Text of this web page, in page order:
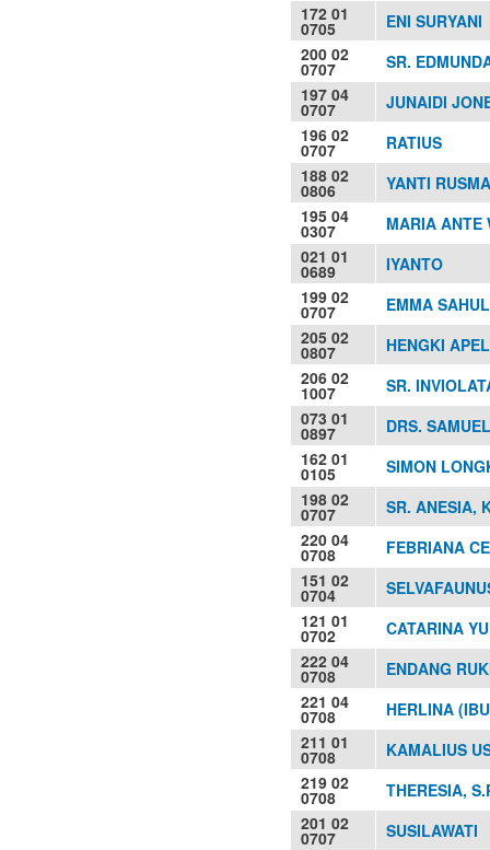
172 01
0705
ENI SURYANI
200 02
0707
SR.
197 04
0707
JUNAIDI
196 02
0707
RATIUS
188 02
0806
YANTI
195 04
0307
MARIA ANTE
021 01
0689
IYANTO
199 02
0707
EMMA
205 02
0807
HENGKI
206 02
1007
SR.
073 01
0897
DRS. SAMUEL
162 01
0105
SIMON
198 02
0707
SR. ANESIA,
220 04
0708
FEBRIANA
151 02
0704
121 01
0702
CATARINA
222 04
0708
ENDANG
221 04
0708
HERLINA
211 01
0708
KAMALIUS
219 02
0708
THERESIA,
201 02
0707
SUSILAWATI